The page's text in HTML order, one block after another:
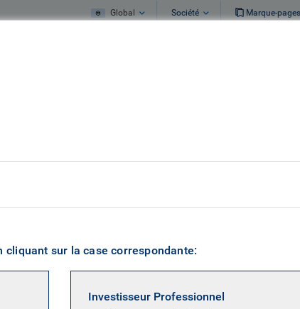
Global Société Marque-pages
BlueBay au sein de l'équipe Investment Grade
Il a intégré BlueBay Asset Management (qui
sur la case correspondante:
Investisseur Professionnel